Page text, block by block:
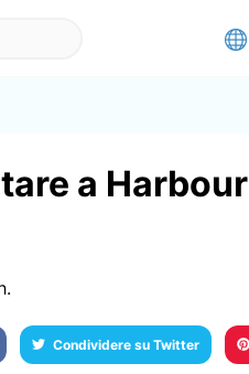
a Harbour
Condividere su Twitter